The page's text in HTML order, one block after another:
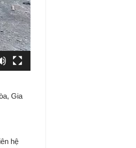
Gia
hệ